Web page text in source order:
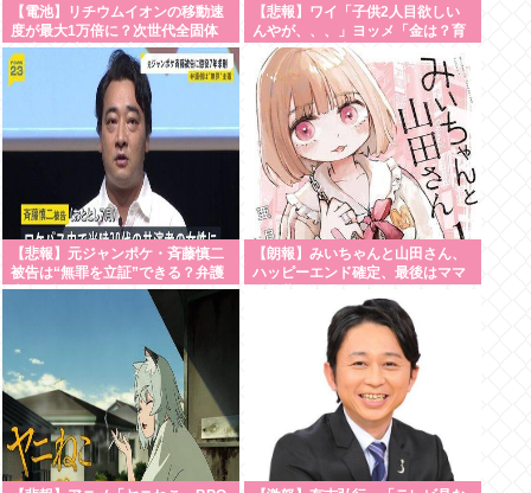
【電池】リチウムイオンの移動速
度が最大1万倍に？次世代全固体
電池の設計指針を変える分子レベ
ルの新発見
【悲報】ワイ「子供2人目欲しい
んやが、、、」ヨッメ「金は？育
児は？私の仕事は？キャリア
は？」
【悲報】元ジャンポケ・斉藤慎二
被告は“無罪を立証”できる？弁護
士が解説
【朗報】みいちゃんと山田さん、
ハッピーエンド確定、最後はママ